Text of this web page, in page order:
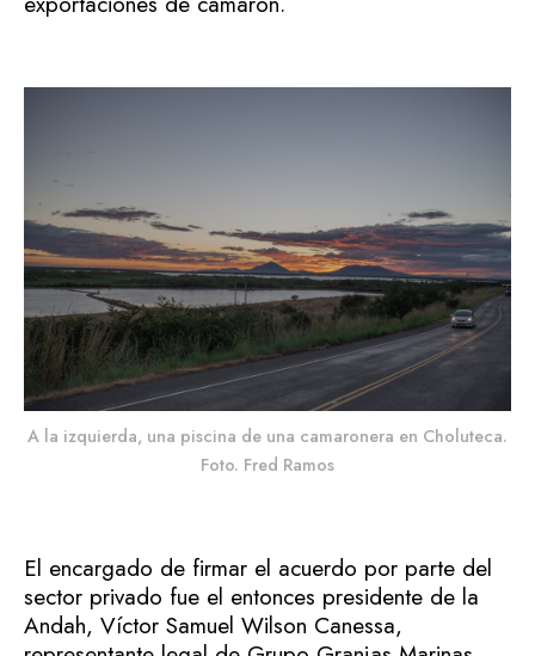
A la izquierda, una piscina de una camaronera en Choluteca.
Foto. Fred Ramos
El encargado de firmar el acuerdo por parte del
sector privado fue el entonces presidente de la
Andah, Víctor Samuel Wilson Canessa,